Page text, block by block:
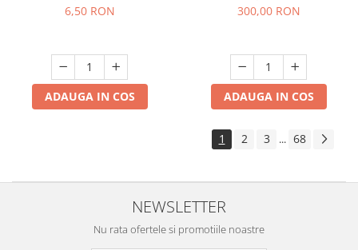
6,50 RON
ADAUGA IN COS
300,00 RON
ADAUGA IN COS
1 2 3 ... 68
NEWSLETTER
Nu rata ofertele si promotiile noastre